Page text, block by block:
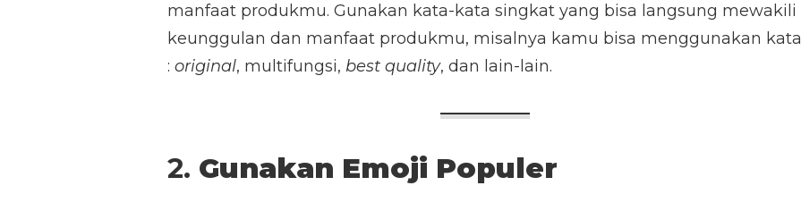
manfaat produkmu. Gunakan kata-kata singkat yang bisa langsung mewakili
keunggulan dan manfaat produkmu, misalnya kamu bisa menggunakan kata
: original, multifungsi, best quality, dan lain-lain.
2. Gunakan Emoji Populer